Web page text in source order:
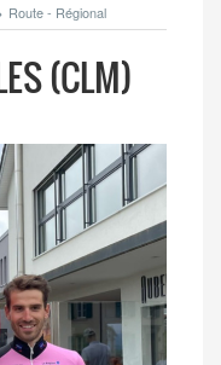
Route - Régional
(CLM)